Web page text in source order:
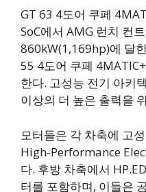
GT 63 4도어 쿠페
SoC에서 AMG 런치 컨
860kW(1,169hp)에 달
55 4도어 쿠페
한다. 고성능 전기 아키
이상의 더 높은 출력을
모터들은 각 차축에 고
High-Performance
다. 후방 차축에서
터를 포함하며, 이들은